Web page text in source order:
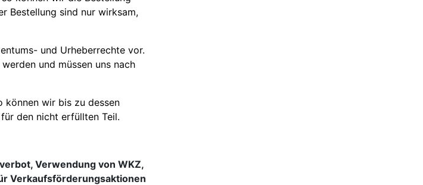
Bestellung sind nur wirksam,
und Urheberrechte vor.
und müssen uns nach
können wir bis zu dessen
den nicht erfüllten Teil.
Verwendung von WKZ,
Verkaufsförderungsaktionen